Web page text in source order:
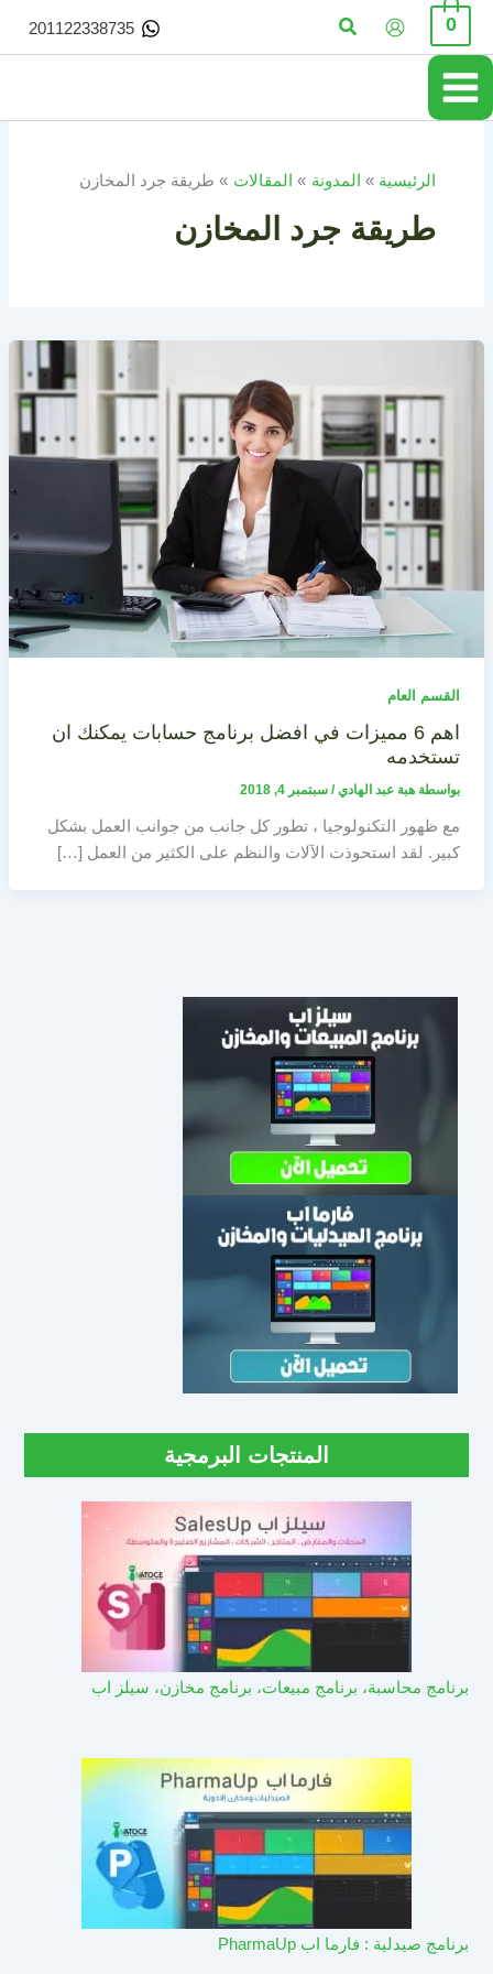
تخطي
المحتوى
0 البحث 201122338735
الرئيسية المدونة المقالات طريقة جرد المخازن
طريقة جرد المخازن
القسم العام
اهم 6 مميزات في افضل برنامج حسابات يمكنك ان
تستخدمه
بواسطة هبة عبد الهادي/ سبتمبر 4, 2018
مع ظهور التكنولوجيا ، تطور كل جانب من جوانب العمل بشكل
كبير. لقد استحوذت الآلات والنظم على الكثير من العمل […]
المنتجات البرمجية
برنامج محاسبة، برنامج مبيعات، برنامج مخازن، سيلز اب
برنامج صيدلية : فارما اب PharmaUp​